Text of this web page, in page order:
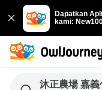
Dapatkan
kami:
沐正農場 嘉